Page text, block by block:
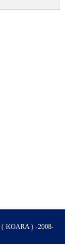
( KOARA ) -2008-